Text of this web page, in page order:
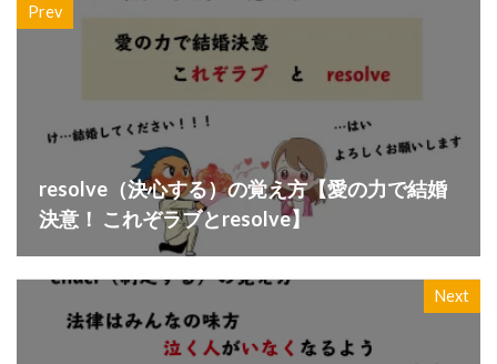
Prev
resolve（決心する）の覚え方【愛の力で結婚
決意！ これぞラブとresolve】
Next